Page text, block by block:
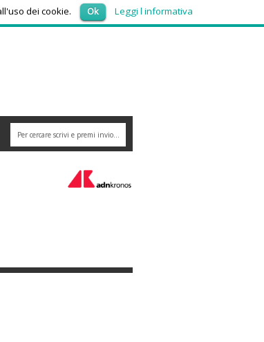
giovedì 6, Agosto 2026
dei cookie. Ok Leggi l informativa